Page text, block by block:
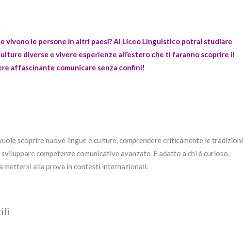
vivono le persone in altri paesi? Al Liceo Linguistico potrai studiare
diverse e vivere esperienze all’estero che ti faranno scoprire il
affascinante comunicare senza confini!
scoprire nuove lingue e culture, comprendere criticamente le tradizioni
competenze comunicative avanzate. È adatto a chi è curioso,
mettersi alla prova in contesti internazionali.